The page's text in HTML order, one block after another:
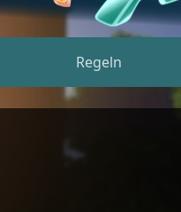
Regeln